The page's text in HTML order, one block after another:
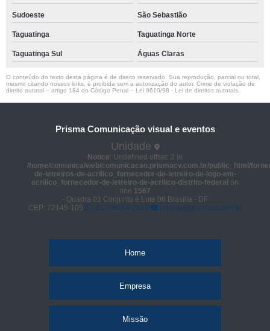
Sudoeste São Sebastião
Taguatinga Taguatinga Norte
Taguatinga Sul Águas Claras
O conteúdo do texto desta página é de direito reservado. Sua reprodução, parcial ou total,
mesmo citando nossos links, é proibida sem a autorização do autor. Crime de violação de
direito autoral – artigo 184 do Código Penal – Lei 9610/98 - Lei de direitos autorais
Prisma Comunicação visual e eventos
Unidade
Notice: Undefined offset: 3 in
/home/comunica/web/comunicacao.prismacv.com.br/public_html/
de-letreiros-de-acrilico_fornecedor-de-letreiro-de-logo-em-
acrilico_fornecedor-de-letreiro-de-acrilico-distrito-federal on
line 1567
- Quadra 01 Conjunto e Lote 06 Brasília - DF
CEP: 72145-105
(61) 98664-2818 prisma@prismacv.com.br
Home
Empresa
Missão